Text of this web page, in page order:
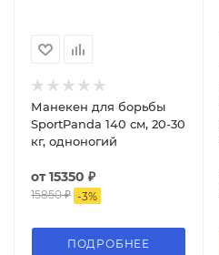
Манекен для борьбы
SportPanda 140 см, 20-30
кг, одноногий
от15350 ₽
15850 ₽ -3%
ПОДРОБНЕЕ